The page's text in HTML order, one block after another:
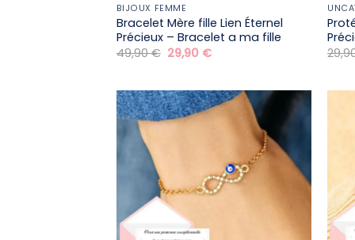
BIJOUX FEMME
Bracelet Mère fille​ Lien Éternel
Précieux – Bracelet a ma fille
49,90€ Le
prix
49,90 €.
29,90 €Le
29,90 €.